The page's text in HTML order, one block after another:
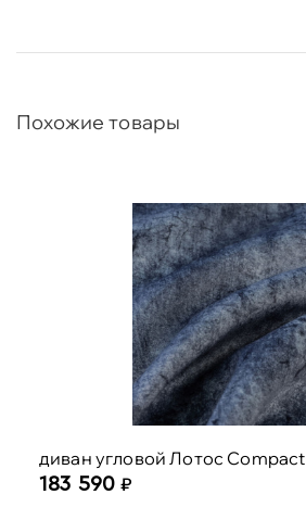
Похожие товары
диван угловой Лотос Compact
183 590